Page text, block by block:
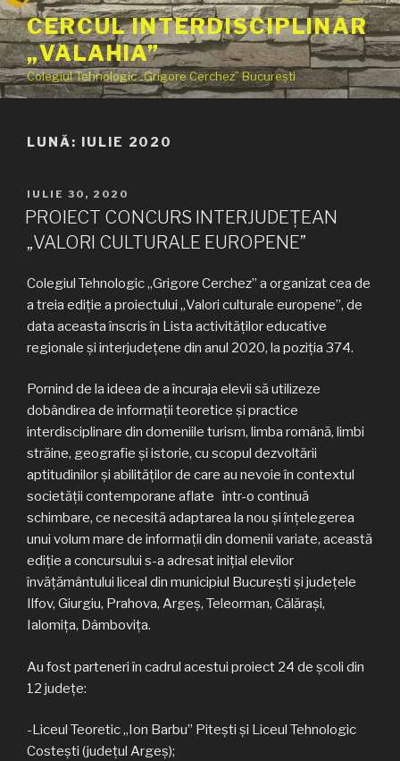
Sari
la
conținut
CERCUL INTERDISCIPLINAR
„VALAHIA”
Colegiul Tehnologic „Grigore Cerchez” București
LUNĂ: IULIE 2020
PUBLICAT
PE
IULIE 30, 2020
PROIECT CONCURS INTERJUDEȚEAN
„VALORI CULTURALE EUROPENE”
Colegiul Tehnologic „Grigore Cerchez” a organizat cea de
a treia ediție a proiectului „Valori culturale europene”, de
data aceasta înscris în Lista activităților educative
regionale și interjudețene din anul 2020, la poziția 374.
Pornind de la ideea de a încuraja elevii să utilizeze
dobândirea de informaţii teoretice şi practice
interdisciplinare din domeniile turism, limba română, limbi
străine, geografie şi istorie, cu scopul dezvoltării
aptitudinilor şi abilităţilor de care au nevoie în contextul
societăţii contemporane aflate într-o continuă
schimbare, ce necesită adaptarea la nou şi înţelegerea
unui volum mare de informaţii din domenii variate, această
ediție a concursului s-a adresat inițial elevilor
învăţământului liceal din municipiul Bucureşti și județele
Ilfov, Giurgiu, Prahova, Argeș, Teleorman, Călărași,
Ialomița, Dâmbovița.
Au fost parteneri în cadrul acestui proiect 24 de școli din
12 județe:
-Liceul Teoretic „Ion Barbu” Pitești și Liceul Tehnologic
Costești (județul Argeș);